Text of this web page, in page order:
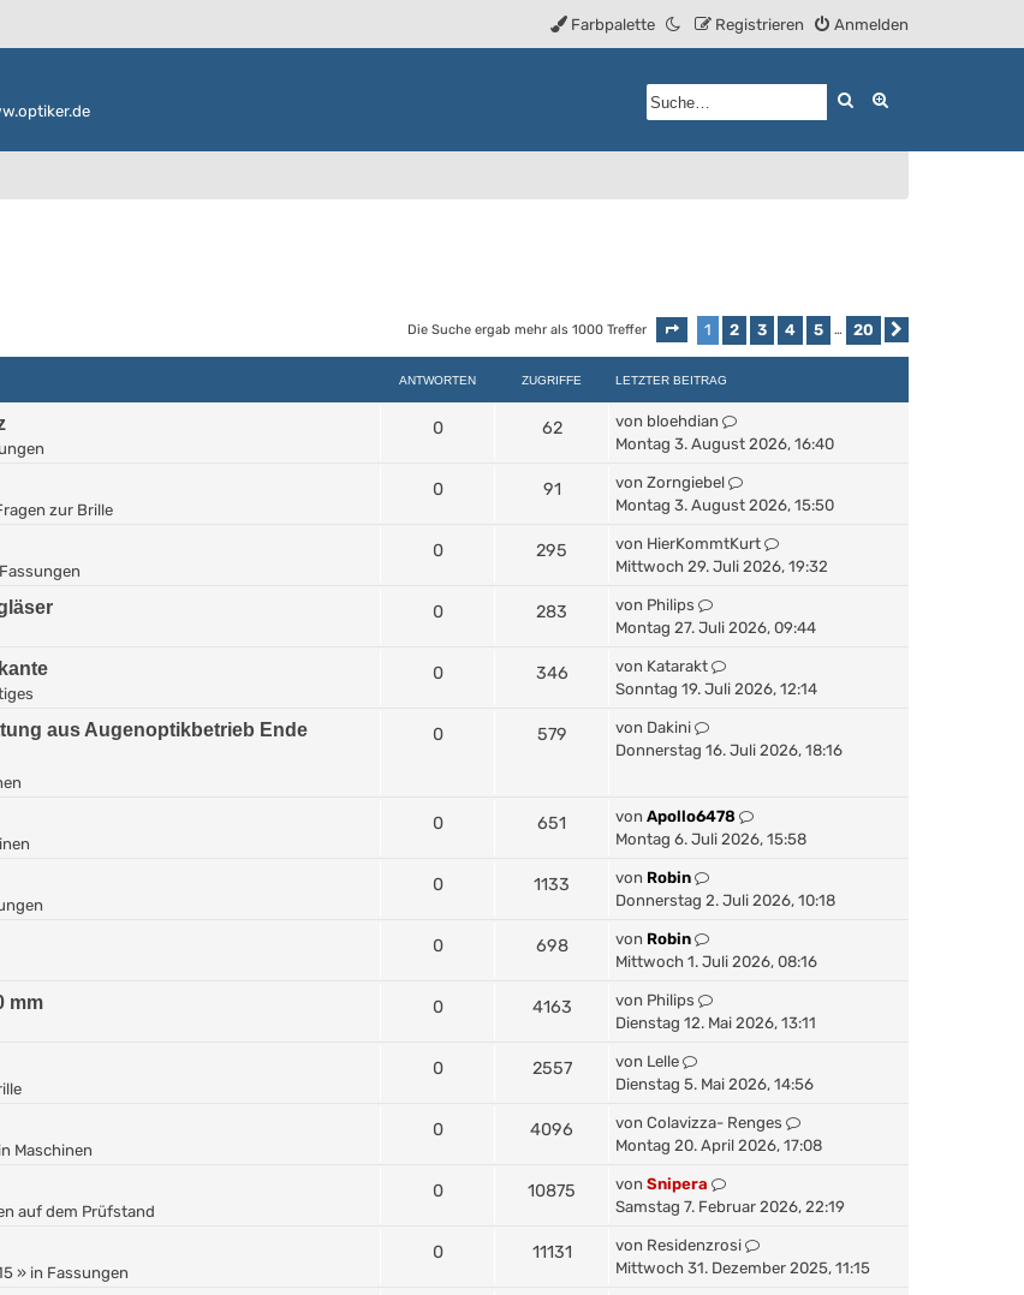
Anmelden
Registrieren
Farbpalette
Suche
Die Suche ergab mehr als 1000 Treffer Seite 1von 20
1 2 3 4 5 … 20
ANTWORTEN ZUGRIFFE LETZTER BEITRAG
0 62 von bloehdian
Montag 3. August 2026, 16:40
zur Brille
0 91 von Zorngiebel
Montag 3. August 2026, 15:50
Fassungen
0 295 von HierKommtKurt
Mittwoch 29. Juli 2026, 19:32
0 283 von Philips
Montag 27. Juli 2026, 09:44
0 346 von Katarakt
Sonntag 19. Juli 2026, 12:14
aus Augenoptikbetrieb Ende
0 579 von Dakini
Donnerstag 16. Juli 2026, 18:16
0 651 von Apollo6478
Montag 6. Juli 2026, 15:58
0 1133 von Robin
Donnerstag 2. Juli 2026, 10:18
0 698 von Robin
Mittwoch 1. Juli 2026, 08:16
mm 0 4163 von Philips
Dienstag 12. Mai 2026, 13:11
0 2557 von Lelle
Dienstag 5. Mai 2026, 14:56
Maschinen
0 4096 von Colavizza- Renges
Montag 20. April 2026, 17:08
auf dem Prüfstand
0 10875 von Snipera
Samstag 7. Februar 2026, 22:19
» in Fassungen
0 11131 von Residenzrosi
Mittwoch 31. Dezember 2025, 11:15